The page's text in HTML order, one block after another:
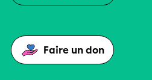
Faire un don